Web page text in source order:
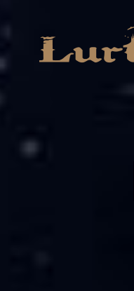
contenido